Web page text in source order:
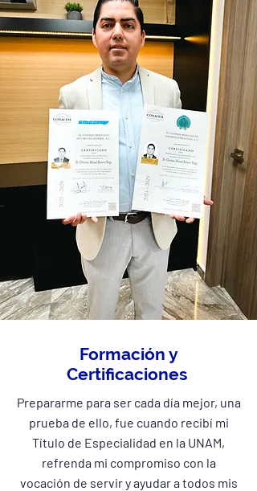
Formación y
Certificaciones
Prepararme para ser cada día mejor, una
prueba de ello, fue cuando recibí mi
Título de Especialidad en la UNAM,
refrenda mi compromiso con la
vocación de servir y ayudar a todos mis